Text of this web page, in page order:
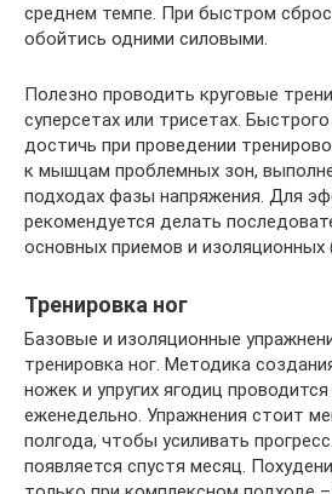
среднем темпе. При быстром
обойтись одними силовыми.
Полезно проводить круговые
суперсетах или трисетах.
достичь при проведении
к мышцам проблемных зон,
подходах фазы напряжения. Для
рекомендуется делать
основных приемов и изоляционных
Тренировка ног
Базовые и изоляционные
тренировка ног. Методика
ножек и упругих ягодиц
еженедельно. Упражнения стоит
полгода, чтобы усиливать
появляется спустя месяц.